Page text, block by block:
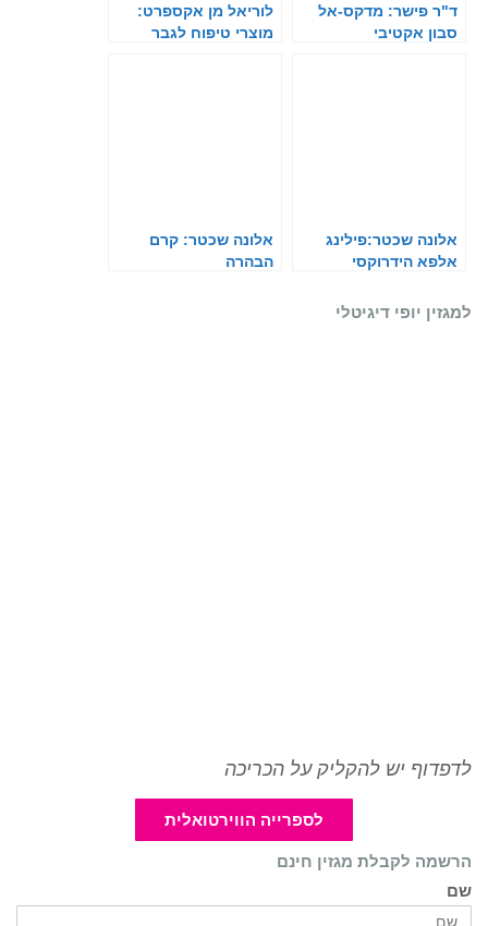
ד"ר פישר: מדקס-אל
סבון אקטיבי
לוריאל מן אקספרט:
מוצרי טיפוח לגבר
אלונה שכטר:פילינג
אלפא הידרוקסי
אלונה שכטר: קרם
הבהרה
למגזין יופי דיגיטלי
לדפדוף יש להקליק על הכריכה
לספרייה הווירטואלית
הרשמה לקבלת מגזין חינם
שם